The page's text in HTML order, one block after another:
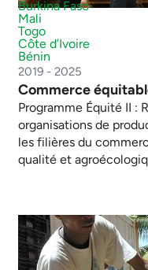
Burkina Faso
Mali
Togo
Côte d’Ivoire
Bénin
2019 - 2025
Commerce
Programme Équité II :
organisations de
les filières du
qualité et